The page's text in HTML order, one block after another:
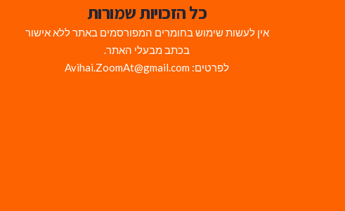
כל הזכויות שמורות
אין לעשות שימוש בחומרים המפורסמים באתר ללא אישור
בכתב מבעלי האתר.
לפרטים: Avihai.ZoomAt@gmail.com